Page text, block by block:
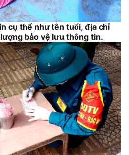
cụ thể như tên tuổi, địa chỉ
bảo vệ lưu thông tin.